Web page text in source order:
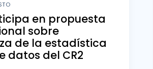
en propuesta
sobre
de la estadística
datos del CR2